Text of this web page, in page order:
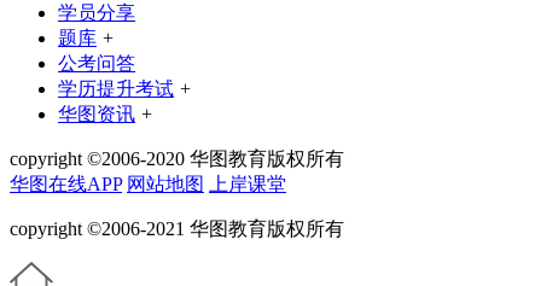
学员分享
题库 +
公考问答
学历提升考试 +
华图资讯 +
copyright ©2006-2020 华图教育版权所有
华图在线APP 网站地图 上岸课堂
copyright ©2006-2021 华图教育版权所有